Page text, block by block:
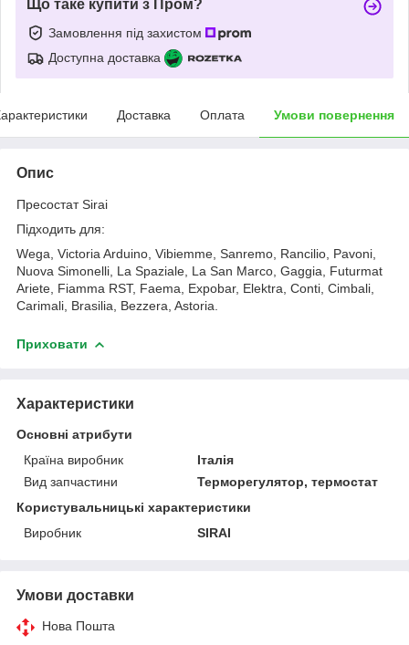
Що таке купити з Пром?
Замовлення під захистом
Доступна доставка
Доставка Оплата Умови повернення
Опис
Пресостат Sirai
Підходить для:
Wega, Victoria Arduino, Vibiemme, Sanremo, Rancilio, Pavoni,
Nuova Simonelli, La Spaziale, La San Marco, Gaggia, Futurmat
Ariete, Fiamma RST, Faema, Expobar, Elektra, Conti, Cimbali,
Carimali, Brasilia, Bezzera, Astoria.
Приховати
Характеристики
Основні атрибути
Країна виробник
Італія
Вид запчастини
Терморегулятор, термостат
Користувальницькі характеристики
Виробник
SIRAI
Умови доставки
Нова Пошта